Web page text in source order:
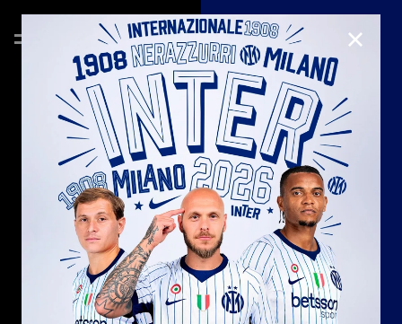
CAREERS